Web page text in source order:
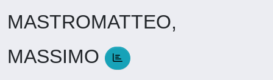
MASTROMATTEO,
MASSIMO